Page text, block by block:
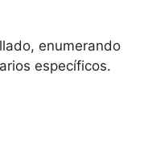
enumerando
específicos.